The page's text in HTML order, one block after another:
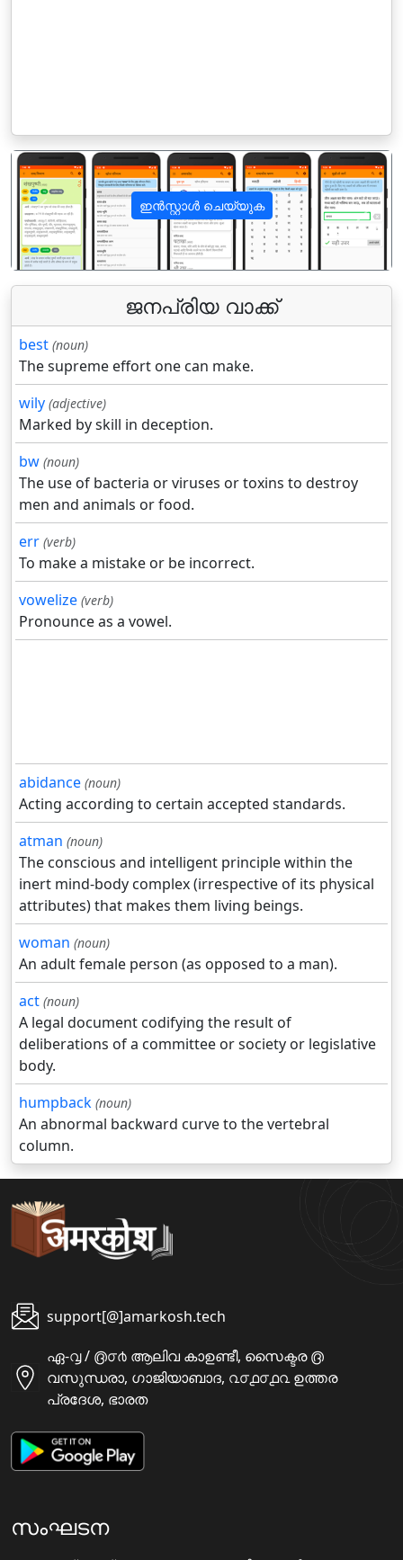
ഇൻസ്റ്റാൾ ചെയ്യുക
पिछला अगला
ജനപ്രിയ വാക്ക്
best (noun)
The supreme effort one can make.
wily (adjective)
Marked by skill in deception.
bw (noun)
The use of bacteria or viruses or toxins to destroy
men and animals or food.
err (verb)
To make a mistake or be incorrect.
vowelize (verb)
Pronounce as a vowel.
abidance (noun)
Acting according to certain accepted standards.
atman (noun)
The conscious and intelligent principle within the
inert mind-body complex (irrespective of its physical
attributes) that makes them living beings.
woman (noun)
An adult female person (as opposed to a man).
act (noun)
A legal document codifying the result of
deliberations of a committee or society or legislative
body.
humpback (noun)
An abnormal backward curve to the vertebral
column.
support[@]amarkosh.tech
ഏ-൮ / ൫൦൪ ആലിവ കാഉണ്ടീ, സൈക്ടര ൫
വസുന്ധരാ, ഗാജിയാബാദ, ൨൦൧൦൧൨ ഉത്തര
പ്രദേശ, ഭാരത
സംഘടന